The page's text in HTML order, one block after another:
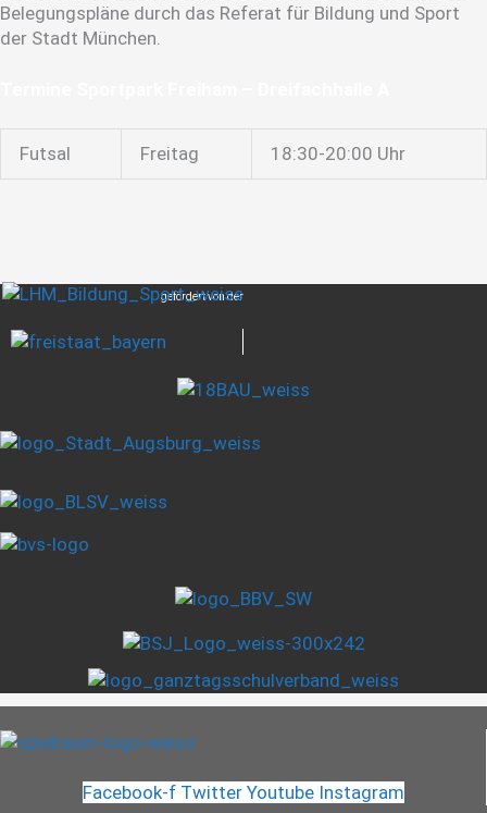
Belegungspläne durch das Referat für Bildung und Sport
der Stadt München.
Futsal Freitag 18:30-20:00 Uhr
gefördert von der
Facebook-f Twitter Youtube Instagram